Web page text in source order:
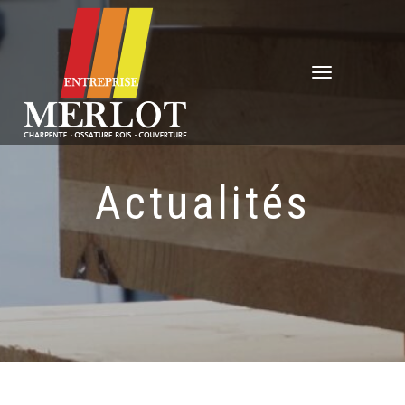
Déplier
navigation
Actualités